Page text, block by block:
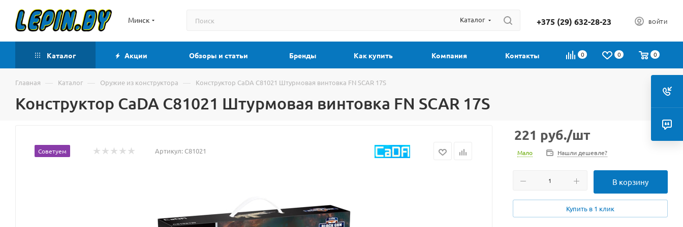
Минск Каталог +375 (29) 632-28-23 ВОЙТИ
0 0 0
Каталог Акции Обзоры и статьи Бренды Как купить Компания Контакты
Главная — Каталог — Оружие из конструктора — Конструктор CaDA C81021 Штурмовая винтовка FN SCAR 17S
Конструктор CaDA C81021 Штурмовая винтовка FN SCAR 17S
Советуем Артикул:C81021
221 руб./шт
Мало Нашли дешевле?
В корзину
Купить в 1 клик